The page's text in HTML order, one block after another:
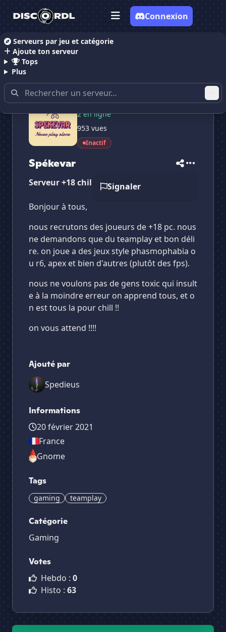
Serveurs par jeu et catégorie
Ajoute ton serveur
Tops
Plus
Connexion
Accueil Serveurs Discord Gaming
20 membres
2 en ligne
953 vues
Inactif
Spékevar
Signaler
Serveur +18 chill pour gaming
Bonjour à tous,
nous recrutons des joueurs de +18 pc. nous
ne demandons que du teamplay et bon déli
re. on joue a des jeux style phasmophabia o
u r6, apex et bien d'autres (plutôt des fps).
nous ne voulons pas de gens toxic qui insult
e à la moindre erreur on apprend tous, et o
n est tous la pour chill !!
on vous attend !!!!
Ajouté par
Spedieus
Informations
20 février 2021
France
Gnome
Tags
gaming teamplay
Catégorie
Gaming
Votes
Hebdo : 0
Histo : 63
Vote pourSpékevar
Es-tu sûr de vouloir supprimer ton avis de ce
serveur ?
Supprimer
Spékevar